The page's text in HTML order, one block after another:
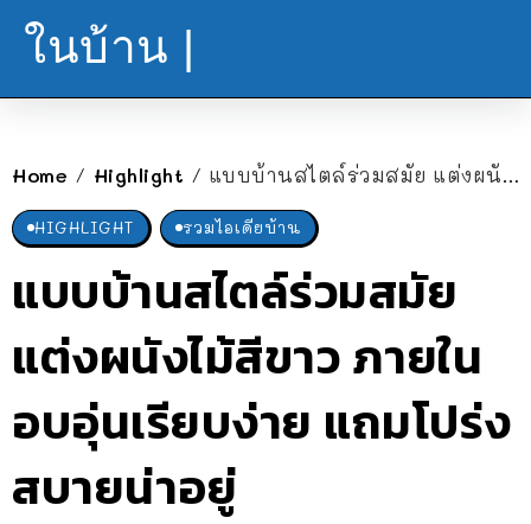
ในบ้าน |
Home / Highlight / แบบบ้านสไตล์ร่วมสมัย แต่งผนังไม้สีขาว ภายในอบอุ่นเรียบง่าย แถมโปร่งสบายน่าอยู่
HIGHLIGHT รวมไอเดียบ้าน
แบบบ้านสไตล์ร่วมสมัย
แต่งผนังไม้สีขาว ภายใน
อบอุ่นเรียบง่าย แถมโปร่ง
สบายน่าอยู่